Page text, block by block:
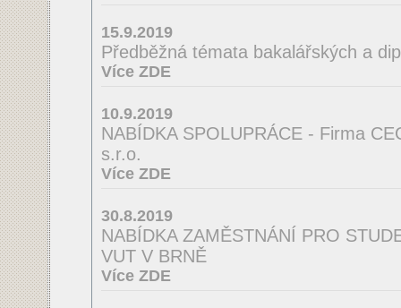
15.9.2019
Předběžná témata bakalářských a
Více ZDE
10.9.2019
NABÍDKA SPOLUPRÁCE - Firma
s.r.o.
Více ZDE
30.8.2019
NABÍDKA ZAMĚSTNÁNÍ PRO
VUT V BRNĚ
Více ZDE